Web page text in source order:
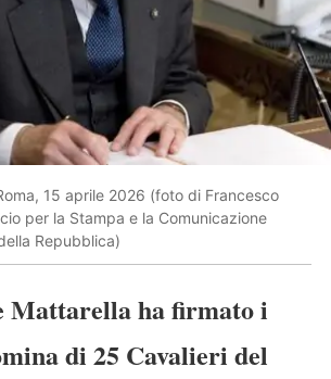
15 aprile 2026 (foto di Francesco
per la Stampa e la Comunicazione
Repubblica)
Mattarella ha firmato i
di 25 Cavalieri del